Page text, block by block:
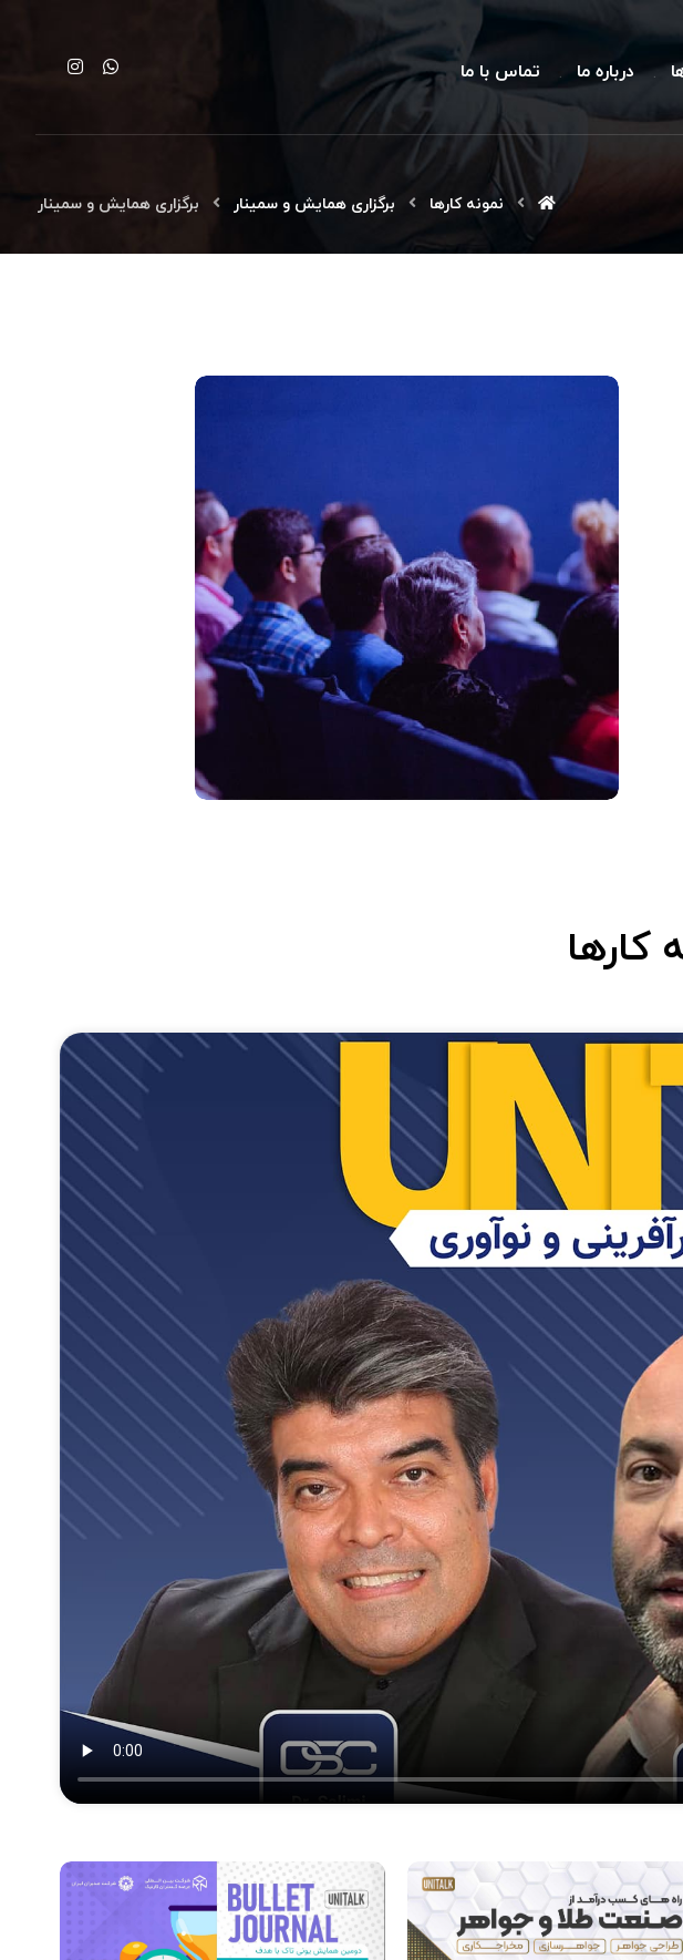
درباره ما تماس با ما
نمونه کارها برگزاری همایش و سمینار برگزاری همایش و سمینار
کارها